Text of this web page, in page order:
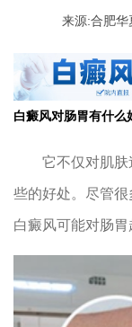
来源:合肥华
白癜风对肠胃有什么
它不仅对肌肤
些的好处。尽管很
白癜风可能对肠胃